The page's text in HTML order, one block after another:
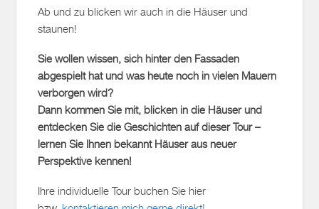
Ab und zu blicken wir auch in die Häuser und
staunen!
Sie wollen wissen, sich hinter den Fassaden
abgespielt hat und was heute noch in vielen Mauern
verborgen wird?
Dann kommen Sie mit, blicken in die Häuser und
entdecken Sie die Geschichten auf dieser Tour –
lernen Sie Ihnen bekannt Häuser aus neuer
Perspektive kennen!
Ihre individuelle Tour buchen Sie hier